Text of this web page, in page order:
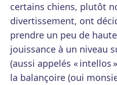
certains chiens, plutôt
divertissement, ont
prendre un peu de
jouissance à un niveau
(aussi appelés « intellos
la balançoire (oui